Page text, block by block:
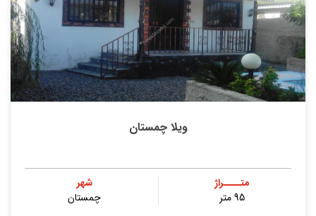
ویلا چمستان
متــــراژ
95 متر
شهر
چمستان